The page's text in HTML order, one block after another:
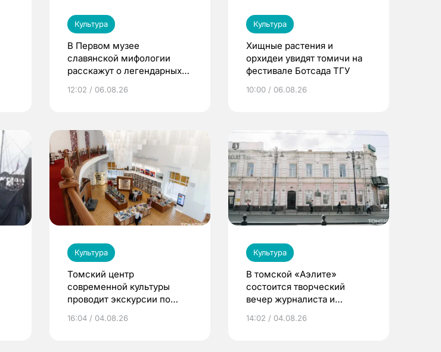
Культура
В Первом музее
славянской мифологии
расскажут о легендарных
12:02 / 06.08.26
Культура
Хищные растения и
орхидеи увидят томичи на
фестивале Ботсада ТГУ
10:00 / 06.08.26
Культура
Томский центр
современной культуры
проводит экскурсии по
16:04 / 04.08.26
Культура
В томской «Аэлите»
состоится творческий
вечер журналиста и
Никифорова
14:02 / 04.08.26